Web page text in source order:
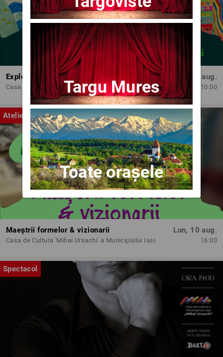
Exploratorii cromatici
Casa de Cultura 'Mihai Ursachi' a Municipiului Iasi
Lun, 10 aug.
10:00
Atelier
Maeștrii formelor & vizionarii
Casa de Cultura 'Mihai Ursachi' a Municipiului Iasi
Lun, 10 aug.
16:00
Spectacol
Targu Mures
Toate orașele